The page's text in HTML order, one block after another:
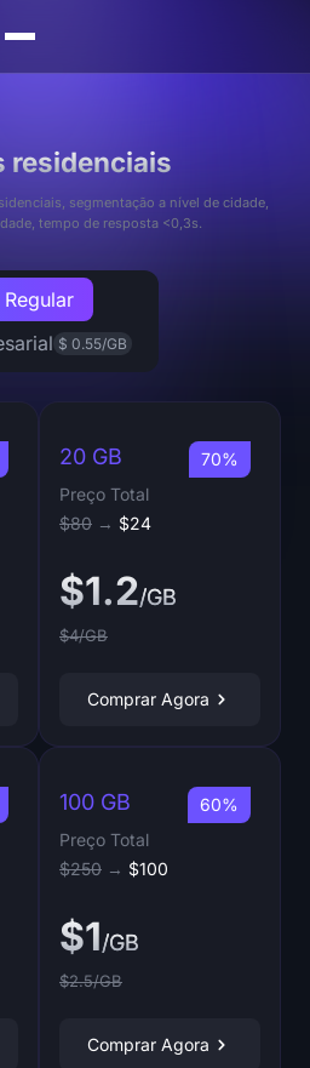
residenciais
segmentação a nível de cidade,
tempo de resposta <0,3s.
Regular
$ 0.55/GB
70%
20 GB
Preço Total
$80 → $24
$1.2/GB
$4/GB
Comprar Agora
60%
100 GB
Preço Total
$250 → $100
$1/GB
$2.5/GB
Comprar Agora